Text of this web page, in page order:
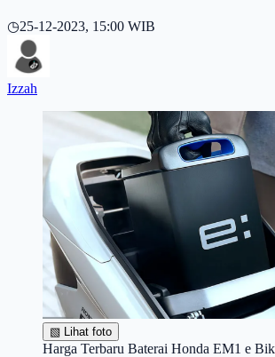
◷25-12-2023, 15:00 WIB
Izzah
▧ Lihat foto
Harga Terbaru Baterai Honda EM1 e